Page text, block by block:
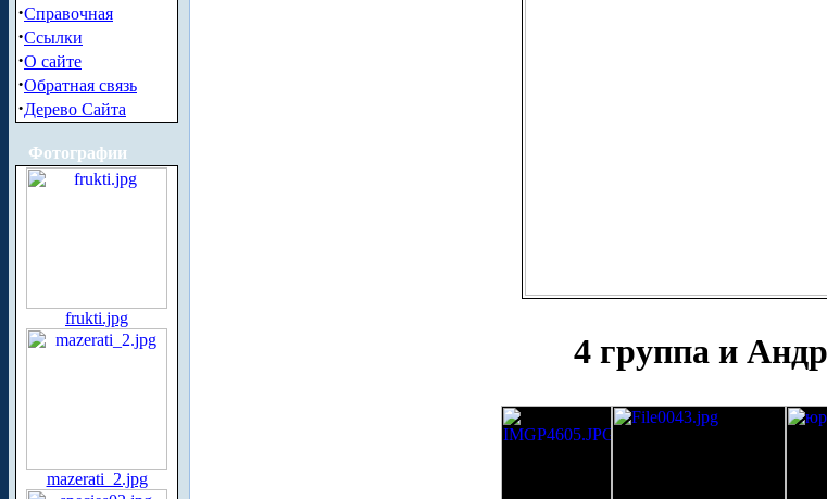
·Справочная
·Ссылки
·О сайте
·Обратная связь
·Дерево Сайта
Фотографии
frukti.jpg
mazerati_2.jpg
4 группа и